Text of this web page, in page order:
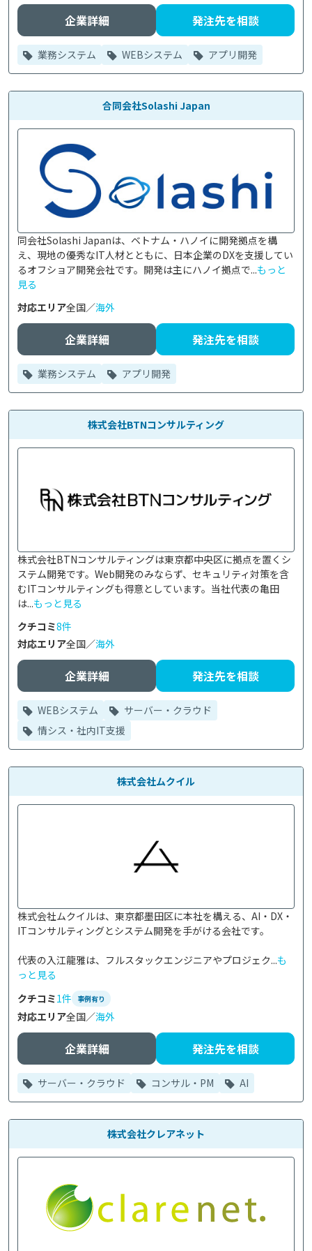
企業詳細 発注先を相談
業務システム WEBシステム アプリ開発
合同会社Solashi Japan
同会社Solashi Japanは、ベトナム・ハノイに開発拠点を構
え、現地の優秀なIT人材とともに、日本企業のDXを支援してい
るオフショア開発会社です。開発は主にハノイ拠点で...もっと
見る
対応エリア全国／海外
企業詳細 発注先を相談
業務システム アプリ開発
株式会社BTNコンサルティング
株式会社BTNコンサルティングは東京都中央区に拠点を置くシ
ステム開発です。Web開発のみならず、セキュリティ対策を含
むITコンサルティングも得意としています。当社代表の亀田
は...もっと見る
クチコミ8件
対応エリア全国／海外
企業詳細 発注先を相談
WEBシステム
サーバー・クラウド
情シス・社内IT支援
株式会社ムクイル
株式会社ムクイルは、東京都墨田区に本社を構える、AI・DX・
ITコンサルティングとシステム開発を手がける会社です。
代表の入江龍雅は、フルスタックエンジニアやプロジェク...も
っと見る
クチコミ1件 事例有り
対応エリア全国／海外
企業詳細 発注先を相談
サーバー・クラウド コンサル・PM AI
株式会社クレアネット